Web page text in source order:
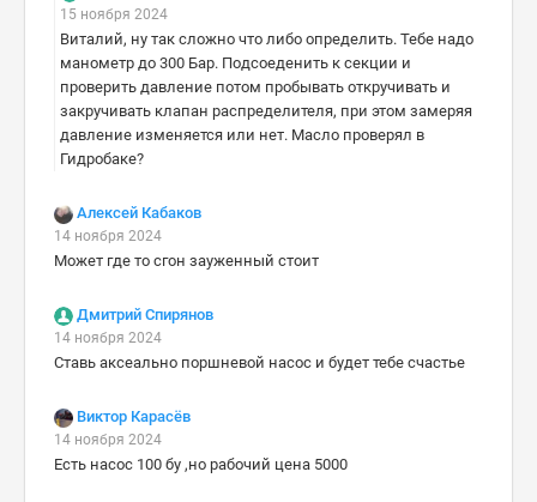
15 ноября 2024
Виталий, ну так сложно что либо определить. Тебе надо
манометр до 300 Бар. Подсоеденить к секции и
проверить давление потом пробывать откручивать и
закручивать клапан распределителя, при этом замеряя
давление изменяется или нет. Масло проверял в
Гидробаке?
Алексей Кабаков
14 ноября 2024
Может где то сгон зауженный стоит
Дмитрий Спирянов
14 ноября 2024
Ставь аксеально поршневой насос и будет тебе счастье
Виктор Карасёв
14 ноября 2024
Есть насос 100 бу ,но рабочий цена 5000